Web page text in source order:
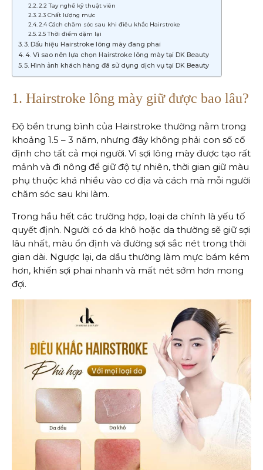
2.2 Tay nghề kỹ thuật viên
2.3 Chất lượng mực
2.4 Cách chăm sóc sau khi điêu khắc Hairstroke
2.5 Thời điểm dặm lại
3. Dấu hiệu Hairstroke lông mày đang phai
4. Vì sao nên lựa chọn Hairstroke lông mày tại DK Beauty
5. Hình ảnh khách hàng đã sử dụng dịch vụ tại DK Beauty
1. Hairstroke lông mày giữ được bao lâu?
Độ bền trung bình của Hairstroke thường nằm trong
khoảng 1.5 – 3 năm, nhưng đây không phải con số cố
định cho tất cả mọi người. Vì sợi lông mày được tạo rất
mảnh và đi nông để giữ độ tự nhiên, thời gian giữ màu
phụ thuộc khá nhiều vào cơ địa và cách mà mỗi người
chăm sóc sau khi làm.
Trong hầu hết các trường hợp, loại da chính là yếu tố
quyết định. Người có da khô hoặc da thường sẽ giữ sợi
lâu nhất, màu ổn định và đường sợi sắc nét trong thời
gian dài. Ngược lại, da dầu thường làm mực bám kém
hơn, khiến sợi phai nhanh và mất nét sớm hơn mong
đợi.